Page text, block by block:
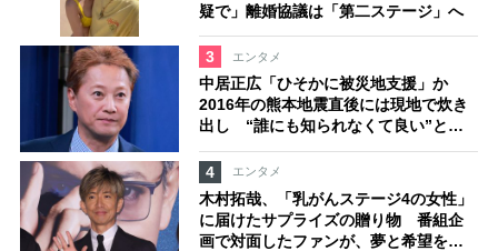
疑で」離婚協議は「第二ステージ」へ
3 エンタメ
中居正広「ひそかに被災地支援」か
2016年の熊本地震直後には現地で炊き
出し “誰にも知られなくて良い”と、
むしろ強まる福祉活動への思い
4
エンタメ
木村拓哉、「乳がんステージ4の女性」
に届けたサプライズの贈り物 番組企
画で対面したファンが、夢と希望を与